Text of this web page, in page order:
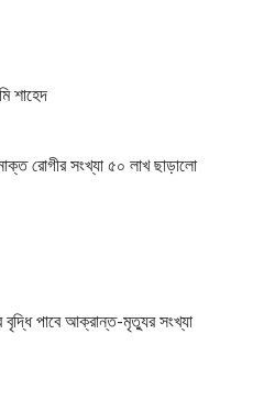
শাহেদ
রোগীর সংখ্যা ৫০ লাখ ছাড়ালো
পাবে আক্রান্ত-মৃত্যুর সংখ্যা